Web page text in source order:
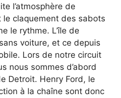
l’atmosphère de
le claquement des sabots
le rythme. L’île de
voiture, et ce depuis
Lors de notre circuit
nous sommes d’abord
Detroit. Henry Ford, le
à la chaîne sont donc